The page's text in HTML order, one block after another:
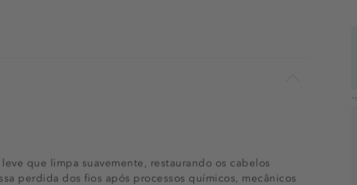
*1
que limpa suavemente, restaurando os cabelos
perdida dos fios após processos químicos, mecânicos